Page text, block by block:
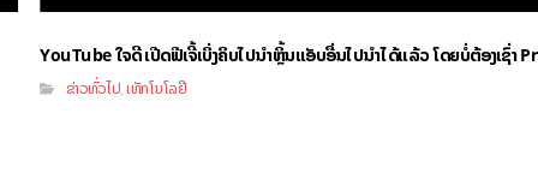
YouTube ໃຈດີ ເປີດຟີເຈີ້ເບິ່ງຄິບໄປນຳຫຼິ້ນແອັບອື່ນໄປນຳໄດ້ແລ້ວ ໂດຍບໍ່ຕ້ອງເຊົ່າ
ຂ່າວທົ່ວໄປ ,ເທັກໂນໂລຢີ